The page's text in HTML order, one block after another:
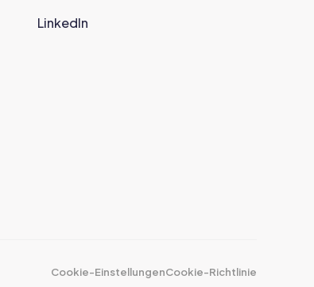
LinkedIn
Cookie-EinstellungenCookie-Richtlinie